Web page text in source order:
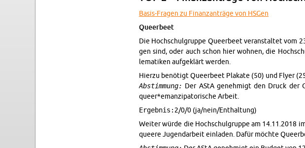
Ba­sis-Fra­gen zu Fi­nan­zanträge von HSGen
Queer­beet
Die Hochschul­gruppe Queer­beet ve­r­anstal­tet vom
gen sind, oder auch schon hier wohnen, die
lematiken aufgeklärt wer­den.
Hi­erzu benötigt Queer­beet Plakate (50) und Flyer
Abstimmung: Der AStA genehmigt den Druck der
queer*emanzi­pa­torische Ar­beit.
Ergebnis: 2/0/0 (ja/nein/En­thal­tung)
Weiter würde die Hochschul­gruppe am 14.11.2018
queere Ju­gen­dar­beit ein­laden. Dafür möchte